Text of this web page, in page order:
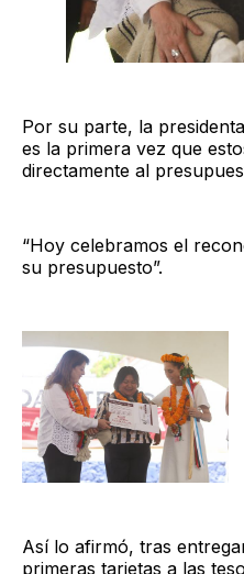
Por su parte, la
es la primera vez que
directamente al
“Hoy celebramos el
su presupuesto”.
Así lo afirmó, tras
primeras tarjetas a las